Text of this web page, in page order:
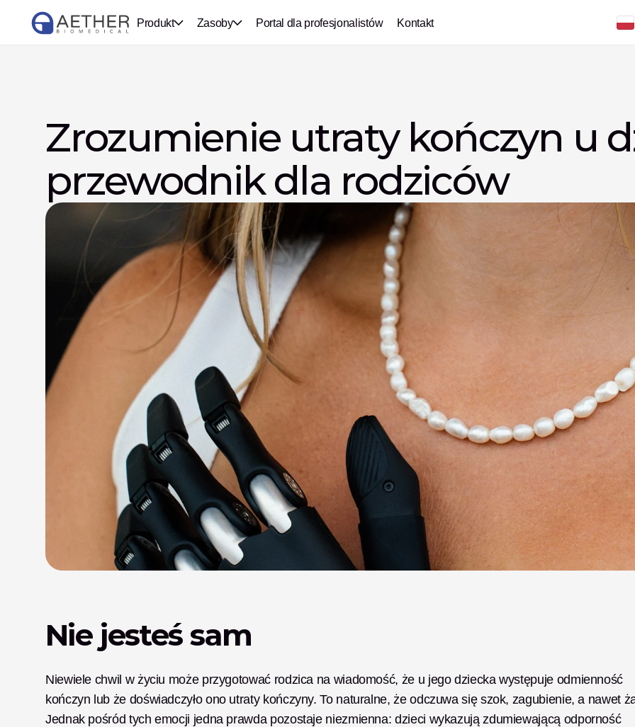
Produkt Zasoby Portal dla profesjonalistów Kontakt
Zrozumienie utraty kończyn u
przewodnik dla rodziców
Nie jesteś sam
Niewiele chwil w życiu może przygotować rodzica na wiadomość, że u jego dziecka występuje odmienność
kończyn lub że doświadczyło ono utraty kończyny. To naturalne, że odczuwa się szok, zagubienie, a nawet
Jednak pośród tych emocji jedna prawda pozostaje niezmienna: dzieci wykazują zdumiewającą odporność